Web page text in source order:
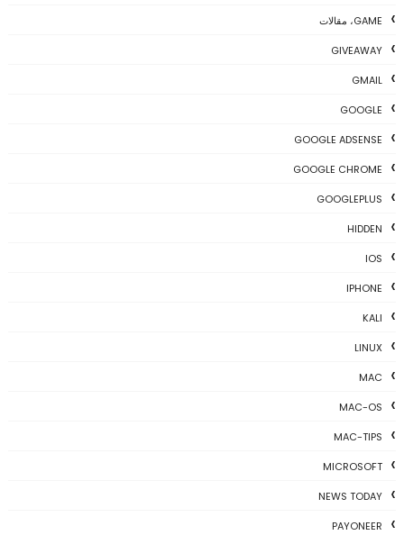
GAME، مقالات
GIVEAWAY
GMAIL
GOOGLE
GOOGLE ADSENSE
GOOGLE CHROME
GOOGLEPLUS
HIDDEN
IOS
IPHONE
KALI
LINUX
MAC
MAC-OS
MAC-TIPS
MICROSOFT
NEWS TODAY
PAYONEER